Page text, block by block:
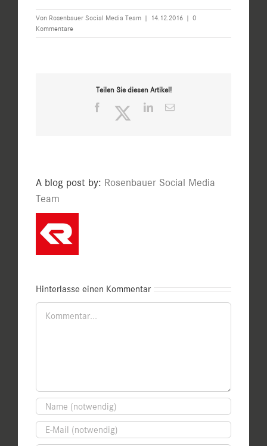
Von Rosenbauer Social Media Team | 14.12.2016 | 0
Kommentare
Teilen Sie diesen Artikel!
Facebook TwitterLinkedIn
E-
A blog post by: Rosenbauer Social Media
Team
Hinterlasse einen Kommentar
Kommentar